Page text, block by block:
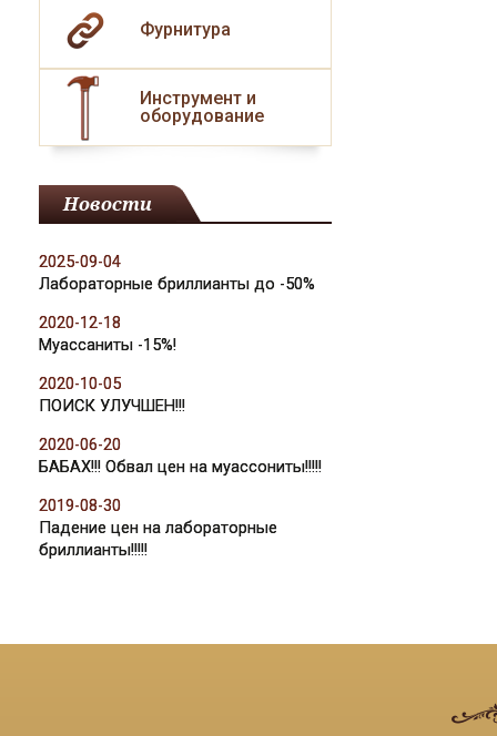
Фурнитура
Инструмент и
оборудование
Новости
2025-09-04
Лабораторные бриллианты до -50%
2020-12-18
Муассаниты -15%!
2020-10-05
ПОИСК УЛУЧШЕН!!!
2020-06-20
БАБАХ!!! Обвал цен на муассониты!!!!!
2019-08-30
Падение цен на лабораторные
бриллианты!!!!!